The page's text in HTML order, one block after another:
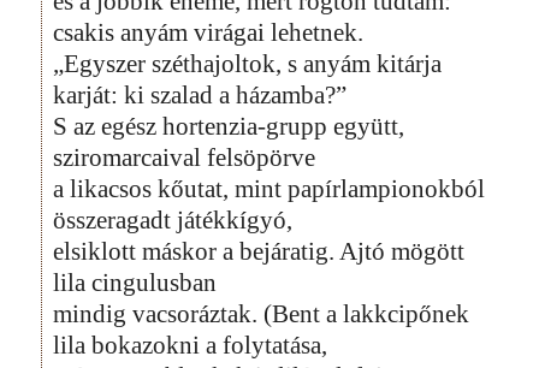
csakis anyám virágai lehetnek.
„Egyszer széthajoltok, s anyám kitárja
karját: ki szalad a házamba?”
S az egész hortenzia-grupp együtt,
sziromarcaival felsöpörve
a likacsos kőutat, mint papírlampionokból
összeragadt játékkígyó,
elsiklott máskor a bejáratig. Ajtó mögött
lila cingulusban
mindig vacsoráztak. (Bent a lakkcipőnek
lila bokazokni a folytatása,